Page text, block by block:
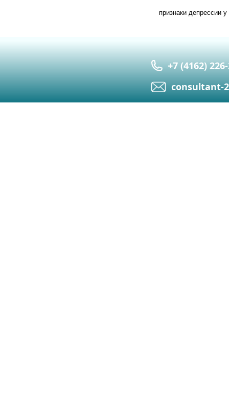
признаки депрессии у
+7 (4162)
сonsultant-